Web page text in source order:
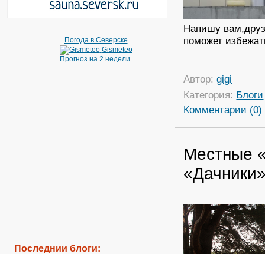
Погода в Северске
Gismeteo
Прогноз на 2 недели
Последнии блоги:
Напишу
поможет
Автор:gigi
Категория: Блоги
Комментарии (0)
Местные